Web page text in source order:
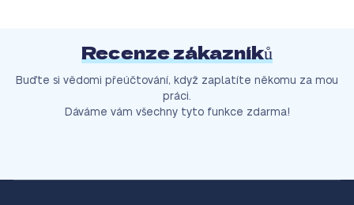
Recenze zákazníků
Buďte si vědomi přeúčtování, když zaplatíte někomu za mou
práci.
Dáváme vám všechny tyto funkce zdarma!